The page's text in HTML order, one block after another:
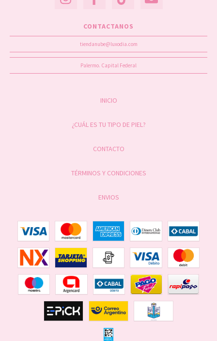
CONTACTANOS
tiendanube@luxodia.com
Palermo. Capital Federal
INICIO
¿CUÁL ES TU TIPO DE PIEL?
CONTACTO
TÉRMINOS Y CONDICIONES
ENVIOS